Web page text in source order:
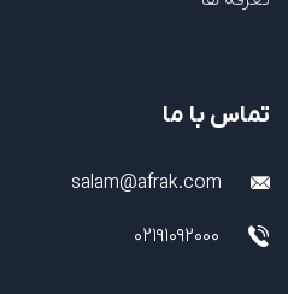
تماس با ما
salam@afrak.com
02191092000